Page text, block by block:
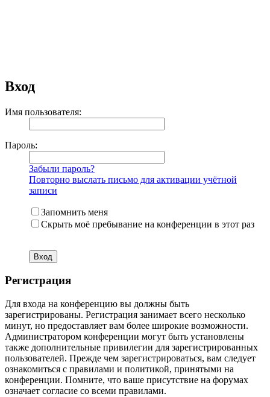
Вход
Имя пользователя:
Пароль:
Забыли пароль?
Повторно выслать письмо для активации учётной
записи
Запомнить меня
Скрыть моё пребывание на конференции в этот раз
Регистрация
Для входа на конференцию вы должны быть
зарегистрированы. Регистрация занимает всего несколько
минут, но предоставляет вам более широкие возможности.
Администратором конференции могут быть установлены
также дополнительные привилегии для зарегистрированных
пользователей. Прежде чем зарегистрироваться, вам следует
ознакомиться с правилами и политикой, принятыми на
конференции. Помните, что ваше присутствие на форумах
означает согласие со всеми правилами.